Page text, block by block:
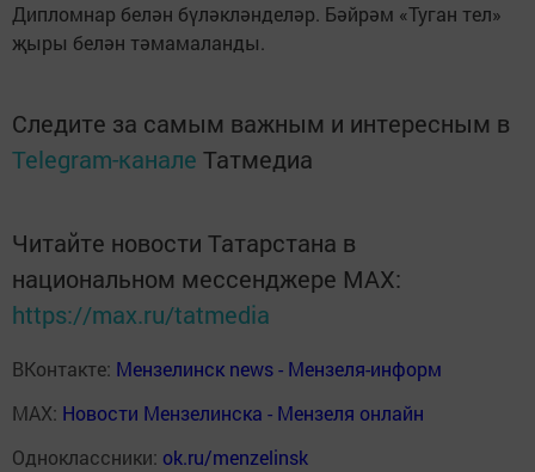
Дипломнар белән бүләкләнделәр. Бәйрәм «Туган тел»
җыры белән тәмамаланды.
Следите за самым важным и интересным в
Telegram-канале Татмедиа
Читайте новости Татарстана в
национальном мессенджере MАХ:
https://max.ru/tatmedia
ВКонтакте: Мензелинск news - Мензеля-информ
MAX: Новости Мензелинска - Мензеля онлайн
Одноклассники: ok.ru/menzelinsk